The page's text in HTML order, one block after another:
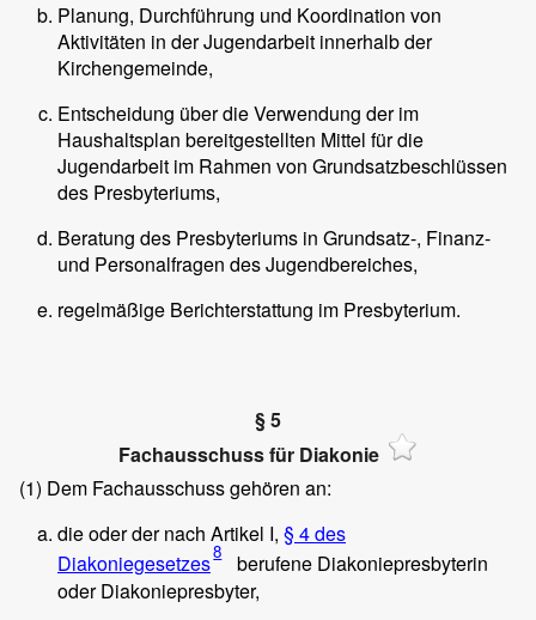
Planung, Durchführung und Koordination von
Aktivitäten in der Jugendarbeit innerhalb der
Kirchengemeinde,
Entscheidung über die Verwendung der im
Haushaltsplan bereitgestellten Mittel für die
Jugendarbeit im Rahmen von Grundsatzbeschlüssen
des Presbyteriums,
Beratung des Presbyteriums in Grundsatz-, Finanz-
und Personalfragen des Jugendbereiches,
regelmäßige Berichterstattung im Presbyterium.
§ 5
Fachausschuss für Diakonie
(1) Dem Fachausschuss gehören an:
die oder der nach Artikel I, § 4 des
Diakoniegesetzes8
berufene Diakoniepresbyterin
oder Diakoniepresbyter,